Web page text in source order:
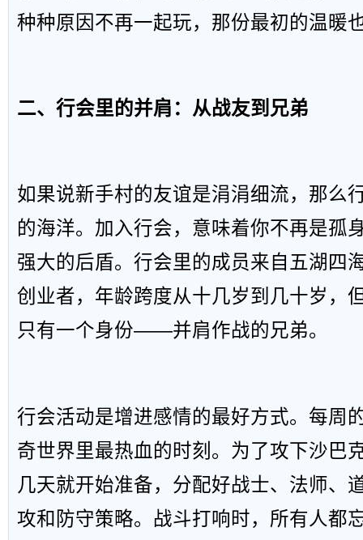
种种原因不再一起玩，那份最初的温暖
二、行会里的并肩：从战友到兄弟
如果说新手村的友谊是涓涓细流，那么
的海洋。加入行会，意味着你不再是孤
强大的后盾。行会里的成员来自五湖四
创业者，年龄跨度从十几岁到几十岁，
只有一个身份——并肩作战的兄弟。
行会活动是增进感情的最好方式。每周
奇世界里最热血的时刻。为了攻下沙巴
几天就开始准备，分配好战士、法师、
攻和防守策略。战斗打响时，所有人都